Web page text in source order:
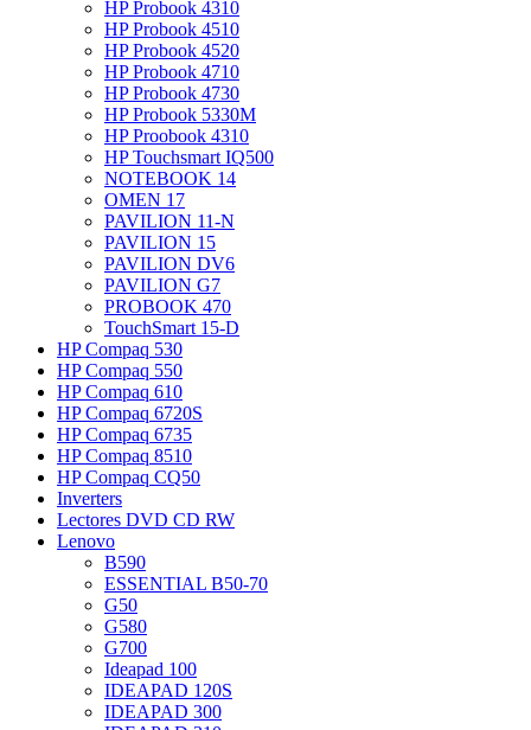
HP Probook 4310
HP Probook 4510
HP Probook 4520
HP Probook 4710
HP Probook 4730
HP Probook 5330M
HP Proobook 4310
HP Touchsmart IQ500
NOTEBOOK 14
OMEN 17
PAVILION 11-N
PAVILION 15
PAVILION DV6
PAVILION G7
PROBOOK 470
TouchSmart 15-D
HP Compaq 530
HP Compaq 550
HP Compaq 610
HP Compaq 6720S
HP Compaq 6735
HP Compaq 8510
HP Compaq CQ50
Inverters
Lectores DVD CD RW
Lenovo
B590
ESSENTIAL B50-70
G50
G580
G700
Ideapad 100
IDEAPAD 120S
IDEAPAD 300